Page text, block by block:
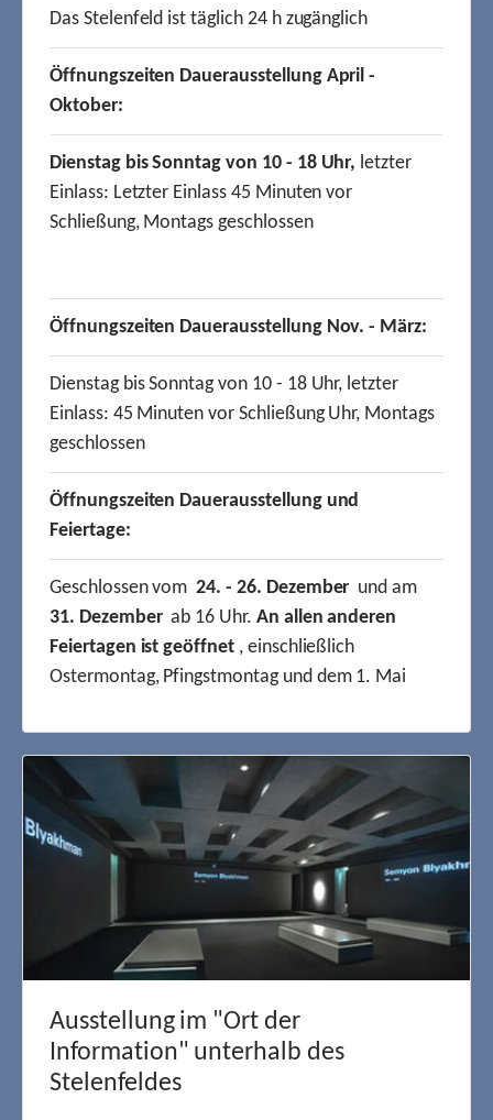
Ausstellung im "Ort der
Information" unterhalb des
Stelenfeldes
Das Stelenfeld ist täglich 24 h zugänglich
Öffnungszeiten Dauerausstellung April -
Oktober:
Dienstag bis Sonntag von 10 - 18 Uhr, letzter
Einlass: Letzter Einlass 45 Minuten vor
Schließung, Montags geschlossen
Öffnungszeiten Dauerausstellung Nov. - März:
Dienstag bis Sonntag von 10 - 18 Uhr, letzter
Einlass: 45 Minuten vor Schließung Uhr, Montags
geschlossen
Öffnungszeiten Dauerausstellung und
Feiertage:
Geschlossen vom24. - 26. Dezember und am
31. Dezemberab 16 Uhr. An allen anderen
Feiertagen ist geöffnet, einschließlich
Ostermontag, Pfingstmontag und dem 1. Mai